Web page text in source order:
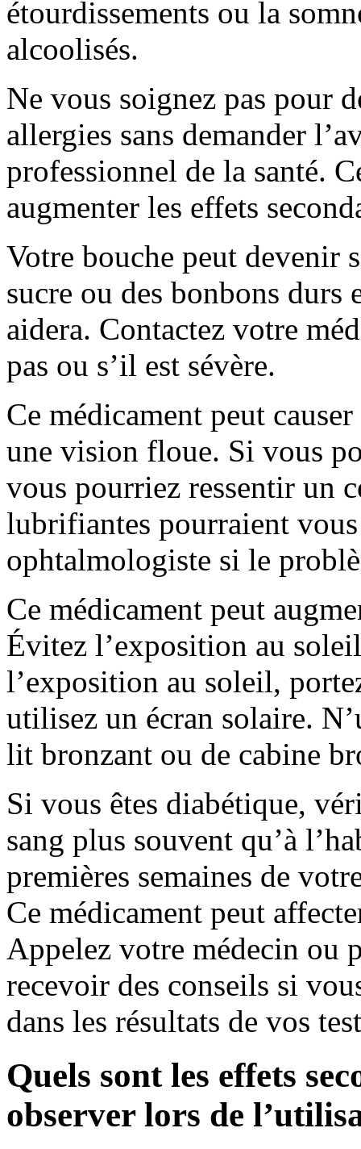
étourdissements ou la
alcoolisés.
Ne vous soignez pas pour
allergies sans demander
professionnel de la santé.
augmenter les effets
Votre bouche peut devenir
sucre ou des bonbons durs
aidera. Contactez votre
pas ou s’il est sévère.
Ce médicament peut
une vision floue. Si vous
vous pourriez ressentir un
lubrifiantes pourraient
ophtalmologiste si le
Ce médicament peut
Évitez l’exposition au
l’exposition au soleil,
utilisez un écran solaire.
lit bronzant ou de cabine
Si vous êtes diabétique,
sang plus souvent qu’à
premières semaines de
Ce médicament peut
Appelez votre médecin ou
recevoir des conseils si
dans les résultats de vos
Quels sont les effets
observer lors de